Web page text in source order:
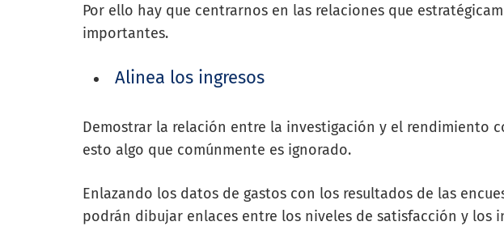
Por ello hay que centrarnos en las relaciones que
importantes.
Alinea los ingresos
Demostrar la relación entre la investigación y el rendimiento
esto algo que comúnmente es ignorado.
Enlazando los datos de gastos con los resultados de las
podrán dibujar enlaces entre los niveles de satisfacción y los